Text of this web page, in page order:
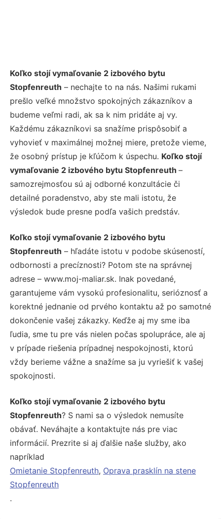
Koľko stojí vymaľovanie 2 izbového bytu
Stopfenreuth – nechajte to na nás. Našimi rukami
prešlo veľké množstvo spokojných zákazníkov a
budeme veľmi radi, ak sa k nim pridáte aj vy.
Každému zákazníkovi sa snažíme prispôsobiť a
vyhovieť v maximálnej možnej miere, pretože vieme,
že osobný prístup je kľúčom k úspechu. Koľko stojí
vymaľovanie 2 izbového bytu Stopfenreuth –
samozrejmosťou sú aj odborné konzultácie či
detailné poradenstvo, aby ste mali istotu, že
výsledok bude presne podľa vašich predstáv.
Koľko stojí vymaľovanie 2 izbového bytu
Stopfenreuth – hľadáte istotu v podobe skúseností,
odbornosti a precíznosti? Potom ste na správnej
adrese – www.moj-maliar.sk. Inak povedané,
garantujeme vám vysokú profesionalitu, serióznosť a
korektné jednanie od prvého kontaktu až po samotné
dokončenie vašej zákazky. Keďže aj my sme iba
ľudia, sme tu pre vás nielen počas spolupráce, ale aj
v prípade riešenia prípadnej nespokojnosti, ktorú
vždy berieme vážne a snažíme sa ju vyriešiť k vašej
spokojnosti.
Koľko stojí vymaľovanie 2 izbového bytu
Stopfenreuth? S nami sa o výsledok nemusíte
obávať. Neváhajte a kontaktujte nás pre viac
informácií. Prezrite si aj ďalšie naše služby, ako
napríklad
Omietanie Stopfenreuth, Oprava prasklín na stene
Stopfenreuth
.